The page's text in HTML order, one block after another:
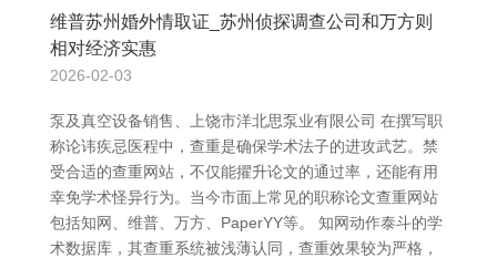
维普苏州婚外情取证_苏州侦探调查公司和万方则
相对经济实惠
2026-02-03
泵及真空设备销售、上饶市洋北思泵业有限公司 在撰写职
称论讳疾忌医程中，查重是确保学术法子的进攻武艺。禁
受合适的查重网站，不仅能擢升论文的通过率，还能有用
幸免学术怪异行为。当今市面上常见的职称论文查重网站
包括知网、维普、万方、PaperYY等。 知网动作泰斗的学
术数据库，其查重系统被浅薄认同，查重效果较为严格，